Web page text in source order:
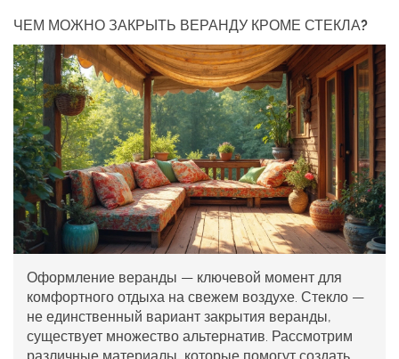
ЧЕМ МОЖНО ЗАКРЫТЬ ВЕРАНДУ КРОМЕ СТЕКЛА?
Оформление веранды — ключевой момент для
комфортного отдыха на свежем воздухе. Стекло —
не единственный вариант закрытия веранды,
существует множество альтернатив. Рассмотрим